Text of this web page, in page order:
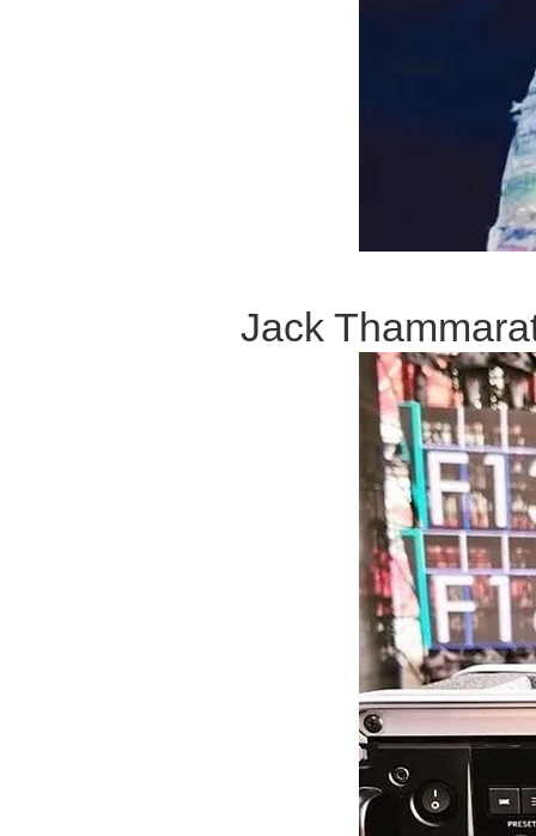
Jack